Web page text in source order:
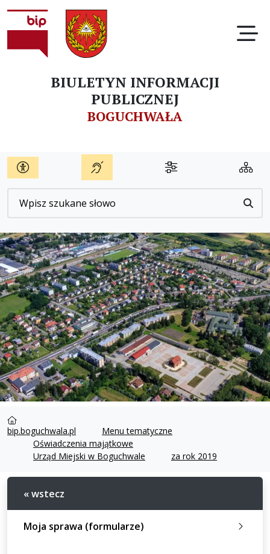
Wyszukiwarka
BIULETYN INFORMACJI
PUBLICZNEJ
BOGUCHWAŁA
bip.boguchwala.pl
Menu tematyczne
Oświadczenia majątkowe
Urząd Miejski w Boguchwale
za rok 2019
« wstecz
Moja sprawa (formularze)